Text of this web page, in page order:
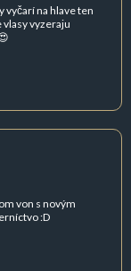
vyčarí na hlave ten
vyzeraju
von s novým
:D